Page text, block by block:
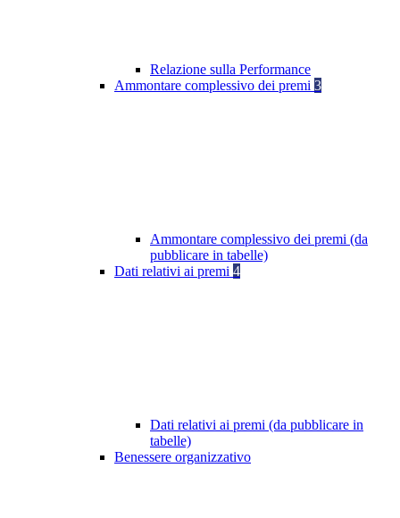
Relazione sulla Performance
Ammontare complessivo dei premi 3
Ammontare complessivo dei premi (da
pubblicare in tabelle)
Dati relativi ai premi 4
Dati relativi ai premi (da pubblicare in
tabelle)
Benessere organizzativo